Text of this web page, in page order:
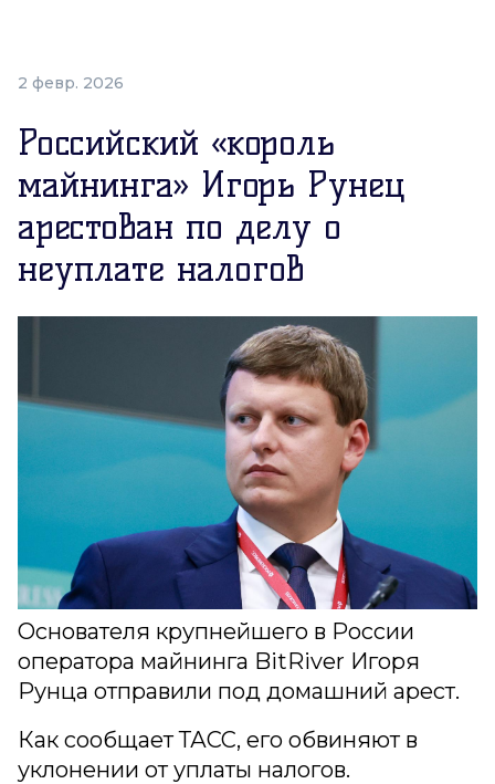
2 февр. 2026
Российский «король
майнинга» Игорь Рунец
арестован по делу о
неуплате налогов
Основателя крупнейшего в России
оператора майнинга BitRiver Игоря
Рунца отправили под домашний арест.
Как сообщает ТАСС, его обвиняют в
уклонении от уплаты налогов.